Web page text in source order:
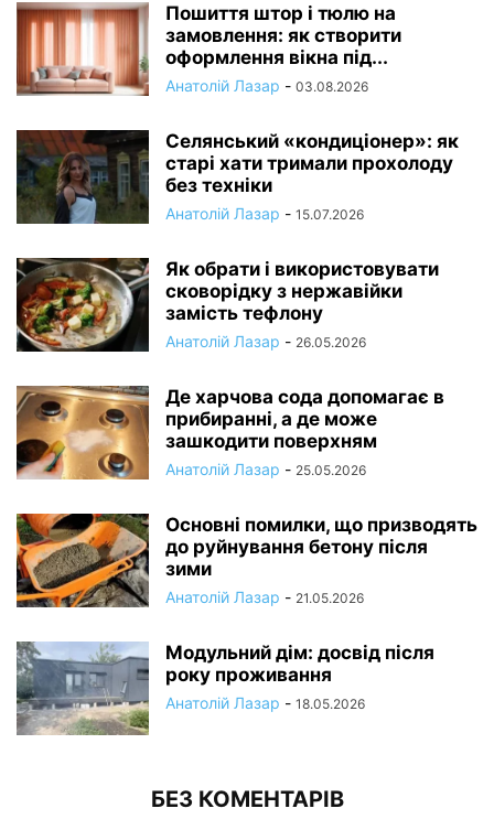
Пошиття штор і тюлю на
замовлення: як створити
оформлення вікна під...
Анатолій Лазар - 03.08.2026
Селянський «кондиціонер»: як
старі хати тримали прохолоду
без техніки
Анатолій Лазар - 15.07.2026
Як обрати і використовувати
сковорідку з нержавійки
замість тефлону
Анатолій Лазар - 26.05.2026
Де харчова сода допомагає в
прибиранні, а де може
зашкодити поверхням
Анатолій Лазар - 25.05.2026
Основні помилки, що призводять
до руйнування бетону після
зими
Анатолій Лазар - 21.05.2026
Модульний дім: досвід після
року проживання
Анатолій Лазар - 18.05.2026
БЕЗ КОМЕНТАРІВ